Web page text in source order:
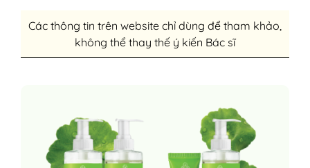
Các thông tin trên website chỉ dùng để tham khảo,
không thể thay thế ý kiến Bác sĩ